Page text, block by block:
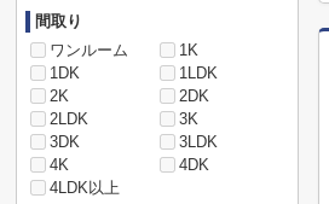
間取り
ワンルーム
1K
1DK
1LDK
2K
2DK
2LDK
3K
3DK
3LDK
4K
4DK
4LDK以上